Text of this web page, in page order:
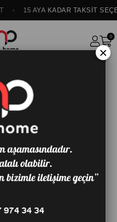
15 AYA KADAR TAKSİT
0
×